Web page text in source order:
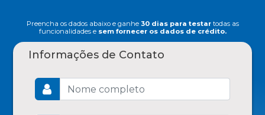
Preencha os dados abaixo e ganhe 30 dias para testartodas as
funcionalidades e sem fornecer os dados de crédito.
Informações de Contato